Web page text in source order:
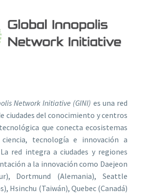
Network Initiative (GINI) es una red
ciudades del conocimiento y centros
que conecta ecosistemas
ciencia, tecnología e innovación a
red integra a ciudades y regiones
a la innovación como Daejeon
Dortmund (Alemania), Seattle
Hsinchu (Taiwán), Quebec (Canadá)